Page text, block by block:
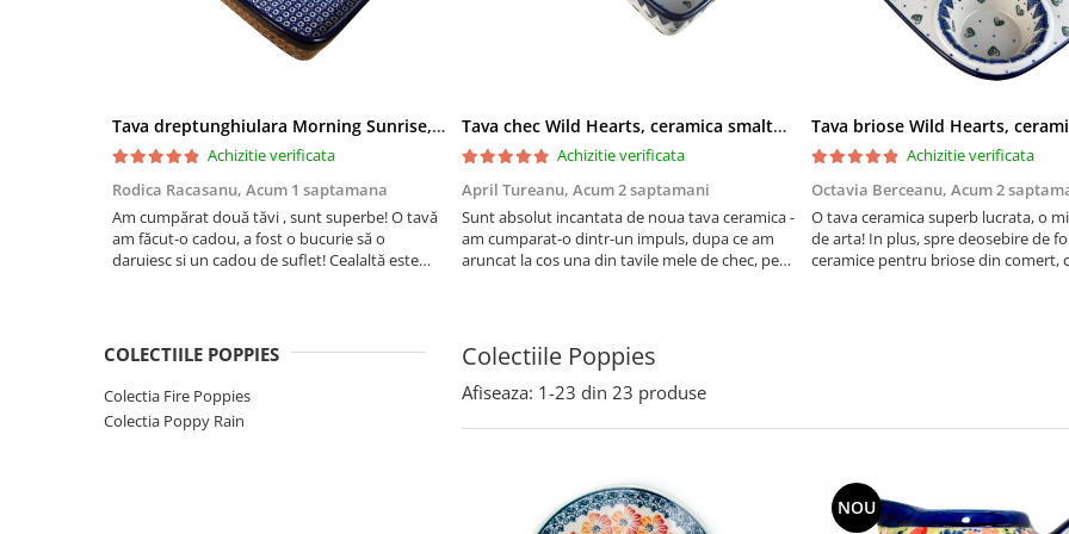
Accesorii decorative
Colectii Artistice
Colectiile Country
Colectia Sweet Dreams
Colectia Leaf Bed
Colectia Autumn Garden
Colectia Butterfly Dance
Colectia Morning Sunrise
Colectia Infinity
Tava dreptunghiulara Morning Sunrise, ceramica smaltuita, pictata manual, 27,0 X 32, 5 cm
Achizitie verificata
Rodica Racasanu, Acum 1 saptamana
Am cumpărat două tăvi , sunt superbe! O tavă
am făcut-o cadou, a fost o bucurie să o
daruiesc si un cadou de suflet! Cealaltă este
Tava chec Wild Hearts, ceramica smaltuita, pictata manual, 31,0 X 12,0 cm
Achizitie verificata
April Tureanu, Acum 2 saptamani
Sunt absolut incantata de noua tava ceramica -
am cumparat-o dintr-un impuls, dupa ce am
aruncat la cos una din tavile mele de chec, pe
Achizitie verificata
Octavia Berceanu, Acum 2
O tava ceramica superb lucrata, o
de arta! In plus, spre deosebire de
ceramice pentru briose din comert,
Colectiile Poppies
COLECTIILE POPPIES
Colectia Fire Poppies
Colectia Poppy Rain
Afiseaza: 1-23 din 23 produse
NOU